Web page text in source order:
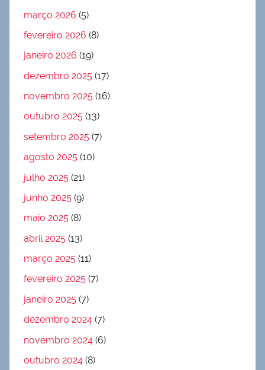
março 2026 (5)
fevereiro 2026 (8)
janeiro 2026 (19)
dezembro 2025 (17)
novembro 2025 (16)
outubro 2025 (13)
setembro 2025 (7)
agosto 2025 (10)
julho 2025 (21)
junho 2025 (9)
maio 2025 (8)
abril 2025 (13)
março 2025 (11)
fevereiro 2025 (7)
janeiro 2025 (7)
dezembro 2024 (7)
novembro 2024 (6)
outubro 2024 (8)